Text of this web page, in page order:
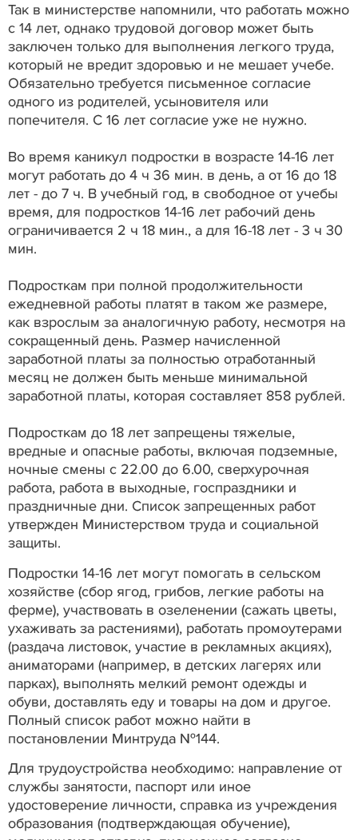
Так в министерстве напомнили, что работать можно
с 14 лет, однако трудовой договор может быть
заключен только для выполнения легкого труда,
который не вредит здоровью и не мешает учебе.
Обязательно требуется письменное согласие
одного из родителей, усыновителя или
попечителя. С 16 лет согласие уже не нужно.
Во время каникул подростки в возрасте 14-16 лет
могут работать до 4 ч 36 мин. в день, а от 16 до 18
лет - до 7 ч. В учебный год, в свободное от учебы
время, для подростков 14-16 лет рабочий день
ограничивается 2 ч 18 мин., а для 16-18 лет - 3 ч 30
мин.
Подросткам при полной продолжительности
ежедневной работы платят в таком же размере,
как взрослым за аналогичную работу, несмотря на
сокращенный день. Размер начисленной
заработной платы за полностью отработанный
месяц не должен быть меньше минимальной
заработной платы, которая составляет 858 рублей.
Подросткам до 18 лет запрещены тяжелые,
вредные и опасные работы, включая подземные,
ночные смены с 22.00 до 6.00, сверхурочная
работа, работа в выходные, госпраздники и
праздничные дни. Список запрещенных работ
утвержден Министерством труда и социальной
защиты.
Подростки 14-16 лет могут помогать в сельском
хозяйстве (сбор ягод, грибов, легкие работы на
ферме), участвовать в озеленении (сажать цветы,
ухаживать за растениями), работать промоутерами
(раздача листовок, участие в рекламных акциях),
аниматорами (например, в детских лагерях или
парках), выполнять мелкий ремонт одежды и
обуви, доставлять еду и товары на дом и другое.
Полный список работ можно найти в
постановлении Минтруда №144.
Для трудоустройства необходимо: направление от
службы занятости, паспорт или иное
удостоверение личности, справка из учреждения
образования (подтверждающая обучение),